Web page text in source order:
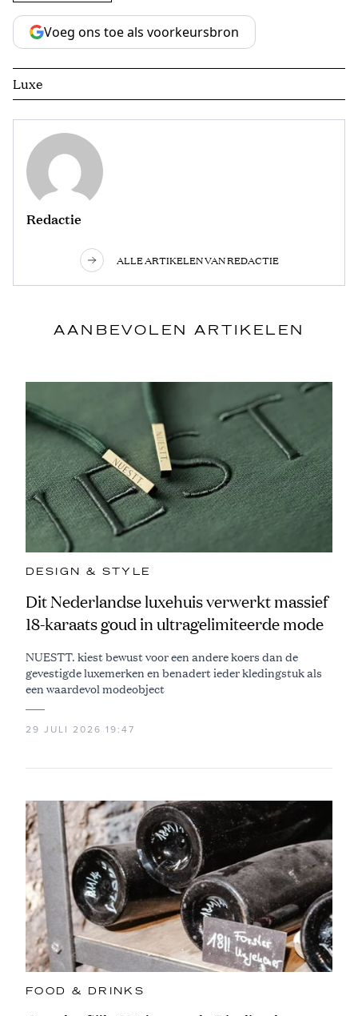
Voeg ons toe als voorkeursbron
Luxe
Redactie
ALLE ARTIKELEN VAN REDACTIE
AANBEVOLEN ARTIKELEN
DESIGN & STYLE
Dit Nederlandse luxehuis verwerkt massief
18-karaats goud in ultragelimiteerde mode
NUESTT. kiest bewust voor een andere koers dan de
gevestigde luxemerken en benadert ieder kledingstuk als
een waardevol modeobject
29 JULI 2026 19:47
FOOD & DRINKS